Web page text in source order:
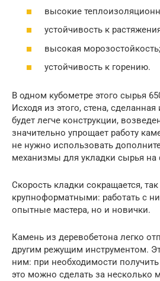
высокие
устойчивость к
высокая морозостойкость;
устойчивость к горению.
В одном кубометре этого сырья
Исходя из этого, стена,
будет легче конструкции,
значительно упрощает работу
не нужно использовать
механизмы для укладки сырья на
Скорость кладки сокращается,
крупноформатными: работать с
опытные мастера, но и новички.
Камень из деревобетона легко
другим режущим инструментом.
ним: при необходимости
это можно сделать за несколько